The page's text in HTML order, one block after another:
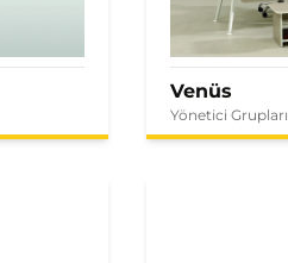
Venüs
Yönetici Grupları